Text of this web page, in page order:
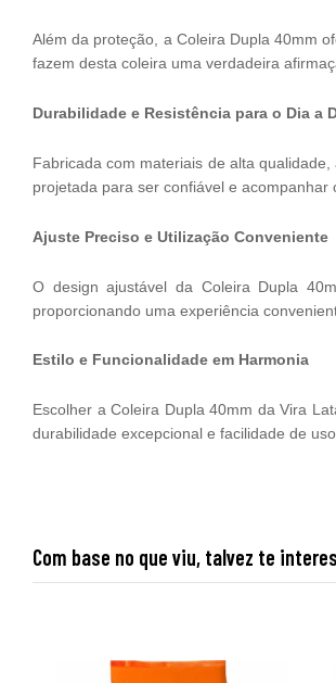
Além da proteção, a Coleira Dupla 40mm
fazem desta coleira uma verdadeira
Durabilidade e Resistência para o Dia a
Fabricada com materiais de alta
projetada para ser confiável e
Ajuste Preciso e Utilização Conveniente
O design ajustável da Coleira Dupla
proporcionando uma experiência
Estilo e Funcionalidade em Harmonia
Escolher a Coleira Dupla 40mm da Vira
durabilidade excepcional e facilidade de
Com base no que viu, talvez te